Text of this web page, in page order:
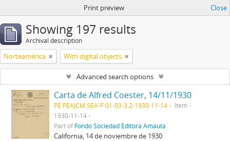
Print preview Close
Showing 197 results
Archival description
Norteamérica With digital objects
Advanced search options
Carta de Alfred Coester, 14/11/1930
PE PEAJCM SEA-F-01-03-3.2-1930-11-14
Item
1930-11-14
Part ofFondo Sociedad Editora Amauta
California, 14 de noviembre de 1930